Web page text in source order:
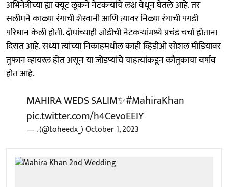
अभिनेत्रीच्या ह्या क्यूट लूकने नेटकऱ्यांचे लक्ष वेधून घेतले आहे. तर
सलीमने काळ्या रंगाची शेरवानी आणि त्यावर निळ्या रंगाची पगडी
परिधान केली होती. दोघांच्याही जोडीची नेटकऱ्यांमध्ये प्रचंड चर्चा होताना
दिसत आहे. सध्या त्यांच्या निकाहमधील काही व्हिडीओ सोशल मीडियावर
तुफान व्हायरल होत असून या जोडप्यांचे चाहत्यांकडून कौतुकाचा वर्षाव
होत आहे.
MAHIRA WEDS SALIM✨#MahiraKhan
pic.twitter.com/h4CevoEEIY
— . (@toheedx_)October 1, 2023